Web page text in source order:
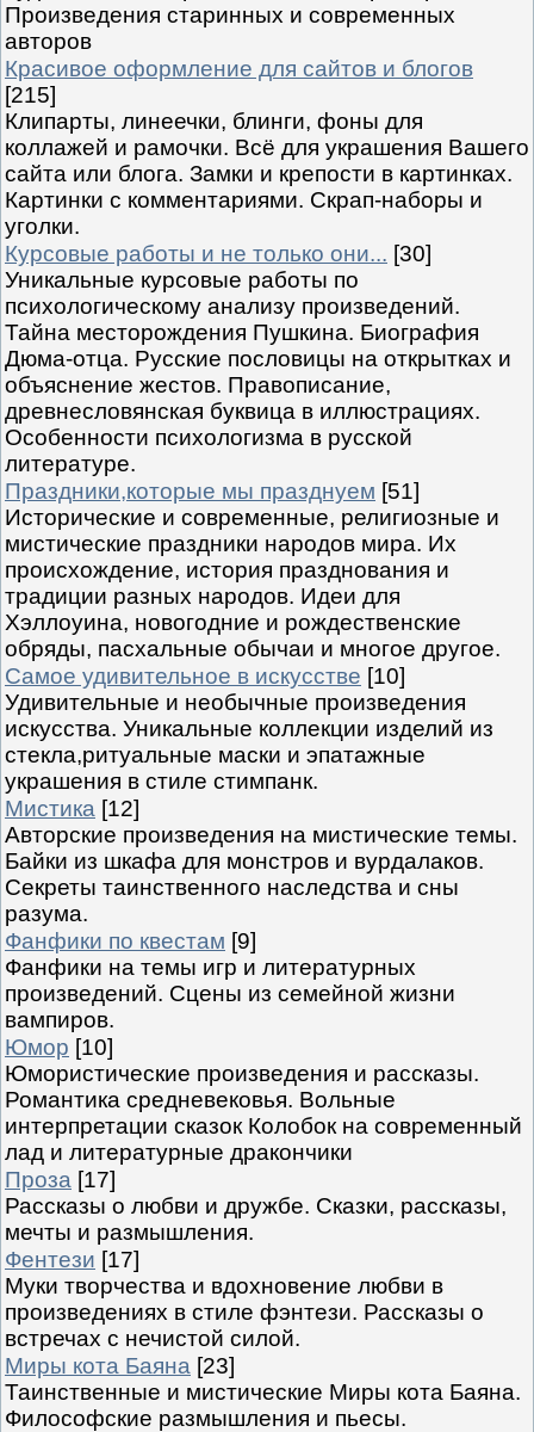
Произведения старинных и современных
авторов
Красивое оформление для сайтов и блогов
[215]
Клипарты, линеечки, блинги, фоны для
коллажей и рамочки. Всё для украшения Вашего
сайта или блога. Замки и крепости в картинках.
Картинки с комментариями. Скрап-наборы и
уголки.
Курсовые работы и не только они... [30]
Уникальные курсовые работы по
психологическому анализу произведений.
Тайна месторождения Пушкина. Биография
Дюма-отца. Русские пословицы на открытках и
объяснение жестов. Правописание,
древнесловянская буквица в иллюстрациях.
Особенности психологизма в русской
литературе.
Праздники,которые мы празднуем [51]
Исторические и современные, религиозные и
мистические праздники народов мира. Их
происхождение, история празднования и
традиции разных народов. Идеи для
Хэллоуина, новогодние и рождественские
обряды, пасхальные обычаи и многое другое.
Самое удивительное в искусстве [10]
Удивительные и необычные произведения
искусства. Уникальные коллекции изделий из
стекла,ритуальные маски и эпатажные
украшения в стиле стимпанк.
Мистика [12]
Авторские произведения на мистические темы.
Байки из шкафа для монстров и вурдалаков.
Секреты таинственного наследства и сны
разума.
Фанфики по квестам [9]
Фанфики на темы игр и литературных
произведений. Сцены из семейной жизни
вампиров.
Юмор [10]
Юмористические произведения и рассказы.
Романтика средневековья. Вольные
интерпретации сказок Колобок на современный
лад и литературные дракончики
Проза [17]
Рассказы о любви и дружбе. Сказки, рассказы,
мечты и размышления.
Фентези [17]
Муки творчества и вдохновение любви в
произведениях в стиле фэнтези. Рассказы о
встречах с нечистой силой.
Миры кота Баяна [23]
Таинственные и мистические Миры кота Баяна.
Философские размышления и пьесы.